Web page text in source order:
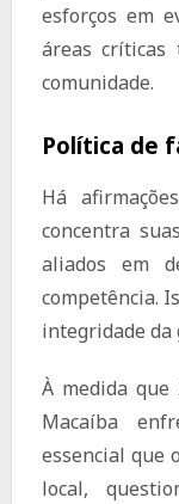
esforços em
áreas críticas
comunidade.
Política de
Há
concentra
aliados em
competência.
integridade da
À medida que
Macaíba
essencial que
local,